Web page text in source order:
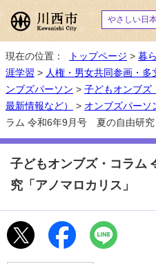
やさしい日
現在の位置： トップページ > 暮
涯学習 > 人権・男女共同参画・多
ンブズパーソン > 子どもオンブズ
最新情報など）
> オンブズパーソ
ラム 令和6年9月号 夏の自由研究
子どもオンブズ・コラ
究「アノマロカリス」